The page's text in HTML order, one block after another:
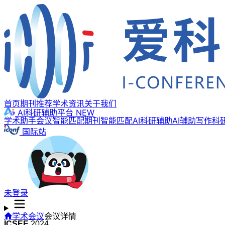
首页期刊推荐学术资讯关于我们
AI科研辅助平台 NEW
学术助手会议智能匹配期刊智能匹配AI科研辅助AI辅助写作科
国际站
未登录
学术会议会议详情